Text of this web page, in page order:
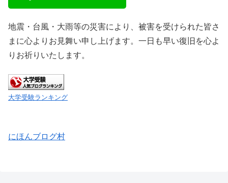
地震・台風・大雨等の災害により、被害を受けられた皆さ
まに心よりお見舞い申し上げます。一日も早い復旧を心よ
りお祈りいたします。
大学受験ランキング
にほんブログ村